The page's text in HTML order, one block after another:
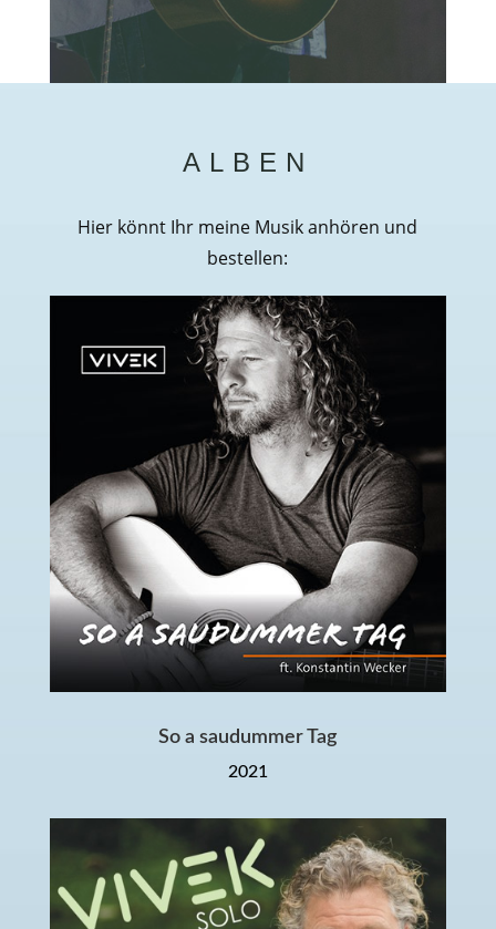
ALBEN
Hier könnt Ihr meine Musik anhören und
bestellen:
So a saudummer Tag
2021